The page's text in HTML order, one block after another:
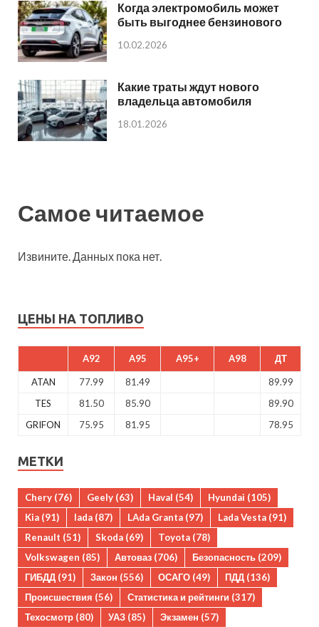
Когда электромобиль может
быть выгоднее бензинового
10.02.2026
Какие траты ждут нового
владельца автомобиля
18.01.2026
Самое читаемое
Извините. Данных пока нет.
ЦЕНЫ НА ТОПЛИВО
A92 A95 A95+ A98 ДТ
ATAN 77.99 81.49
89.99
TES
81.50 85.90
89.90
GRIFON
75.95 81.95 78.95
МЕТКИ
Chery (76) Geely (63) Haval (54) Hyundai (105)
Kia (91) lada (87) LAda Granta (97) Lada Vesta (91)
Renault (51) Skoda (69) Toyota (78)
Volkswagen (85) Автоваз (706) Безопасность (209)
ГИБДД (91) Закон (556) ОСАГО (49) ПДД (136)
Происшествия (56) Статистика и рейтинги (317)
Техосмотр (80) УАЗ (85) Экзамен (57)